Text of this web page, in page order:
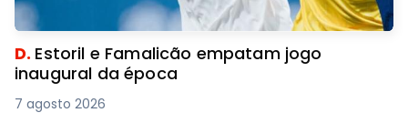
D. Estoril e Famalicão empatam jogo
inaugural da época
7 agosto 2026